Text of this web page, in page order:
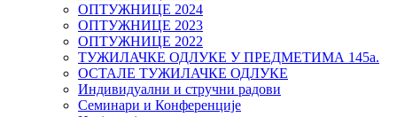
ОПТУЖНИЦЕ 2024
ОПТУЖНИЦЕ 2023
ОПТУЖНИЦЕ 2022
ТУЖИЛАЧКЕ ОДЛУКЕ У ПРЕДМЕТИМА 145а.
ОСТАЛЕ ТУЖИЛАЧКЕ ОДЛУКЕ
Индивидуални и стручни радови
Семинари и Конференције